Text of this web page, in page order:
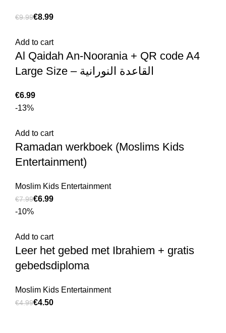
€9.99€8.99
Add to cart
Al Qaidah An-Noorania + QR code A4
Large Size – القاعدة النورانية
€
-13%
Add to cart
Ramadan werkboek (Moslims Kids
Entertainment)
Moslim Kids Entertainment
€7.99€6.99
-10%
Add to cart
Leer het gebed met Ibrahiem + gratis
gebedsdiploma
Moslim Kids Entertainment
€4.99€4.50